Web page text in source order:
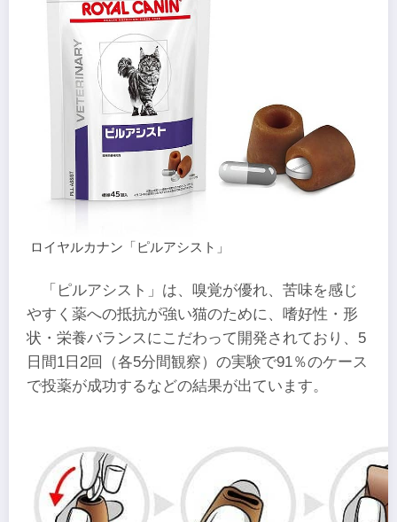
ロイヤルカナン「ピルアシスト」
「ピルアシスト」は、嗅覚が優れ、苦味を感じ
やすく薬への抵抗が強い猫のために、嗜好性・形
状・栄養バランスにこだわって開発されており、5
日間1日2回（各5分間観察）の実験で91％のケース
で投薬が成功するなどの結果が出ています。